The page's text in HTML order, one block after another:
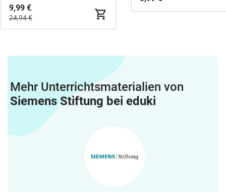
9,99 €
24,94 €
Mehr Unterrichtsmaterialien von
Siemens Stiftung bei eduki